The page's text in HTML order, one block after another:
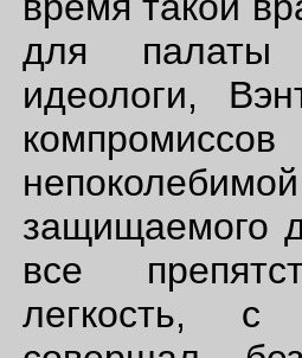
для
идеологи,
защищаемого
все
легкость, с